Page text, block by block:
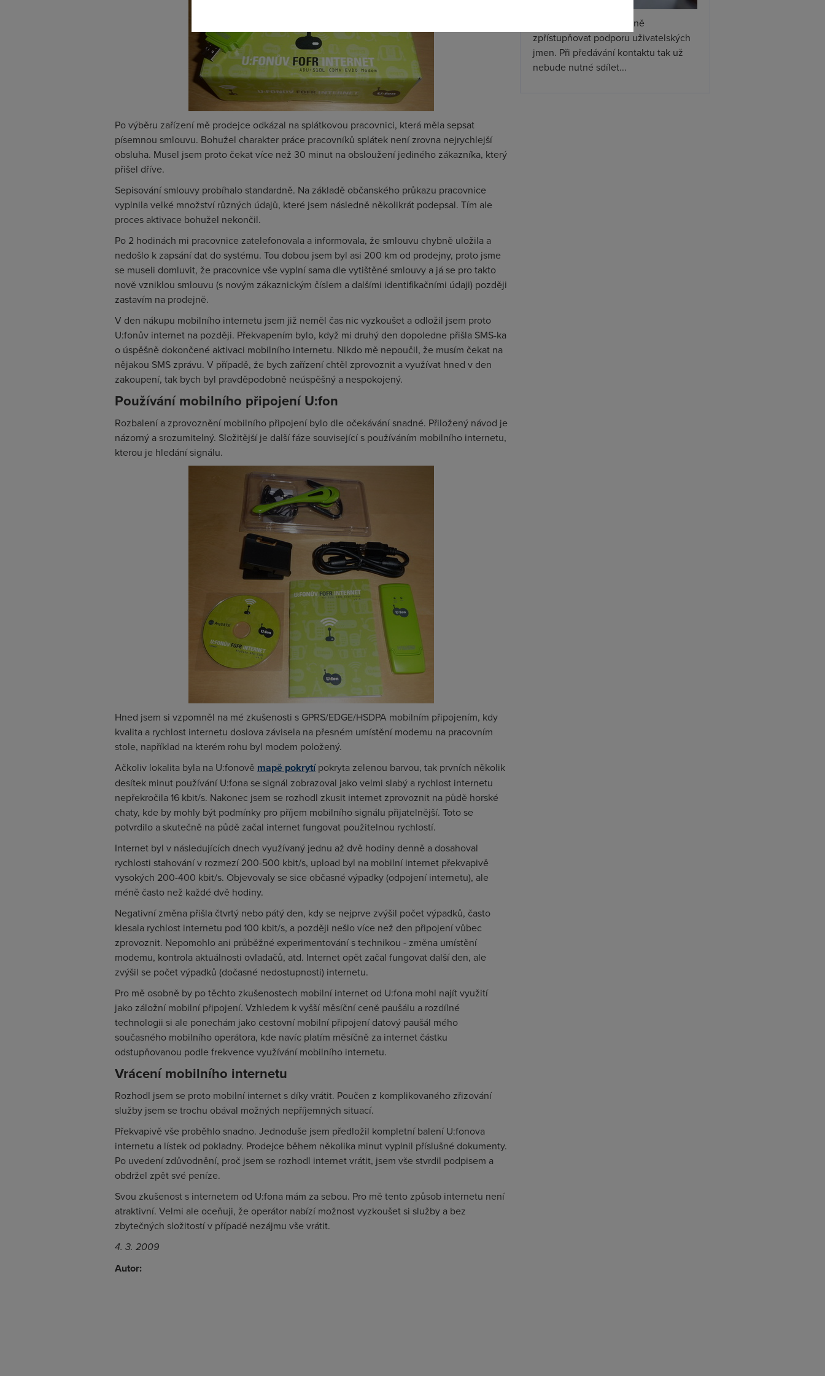
Po výběru zařízení mě prodejce odkázal na splátkovou pracovnici, která měla sepsat
písemnou smlouvu. Bohužel charakter práce pracovníků splátek není zrovna nejrychlejší
obsluha. Musel jsem proto čekat více než 30 minut na obsloužení jediného zákazníka, který
přišel dříve.
Sepisování smlouvy probíhalo standardně. Na základě občanského průkazu pracovnice
vyplnila velké množství různých údajů, které jsem následně několikrát podepsal. Tím ale
proces aktivace bohužel nekončil.
Po 2 hodinách mi pracovnice zatelefonovala a informovala, že smlouvu chybně uložila a
nedošlo k zapsání dat do systému. Tou dobou jsem byl asi 200 km od prodejny, proto jsme
se museli domluvit, že pracovnice vše vyplní sama dle vytištěné smlouvy a já se pro takto
nově vzniklou smlouvu (s novým zákaznickým číslem a dalšími identifikačními údaji) později
zastavím na prodejně.
V den nákupu mobilního internetu jsem již neměl čas nic vyzkoušet a odložil jsem proto
U:fonův internet na později. Překvapením bylo, když mi druhý den dopoledne přišla SMS-ka
o úspěšně dokončené aktivaci mobilního internetu. Nikdo mě nepoučil, že musím čekat na
nějakou SMS zprávu. V případě, že bych zařízení chtěl zprovoznit a využívat hned v den
zakoupení, tak bych byl pravděpodobně neúspěšný a nespokojený.
Používání mobilního připojení U:fon
Rozbalení a zprovoznění mobilního připojení bylo dle očekávání snadné. Přiložený návod je
názorný a srozumitelný. Složitější je další fáze související s používáním mobilního internetu,
kterou je hledání signálu.
Hned jsem si vzpomněl na mé zkušenosti s GPRS/EDGE/HSDPA mobilním připojením, kdy
kvalita a rychlost internetu doslova závisela na přesném umístění modemu na pracovním
stole, například na kterém rohu byl modem položený.
Ačkoliv lokalita byla na U:fonově mapě pokrytípokryta zelenou barvou, tak prvních několik
desítek minut používání U:fona se signál zobrazoval jako velmi slabý a rychlost internetu
nepřekročila 16 kbit/s. Nakonec jsem se rozhodl zkusit internet zprovoznit na půdě horské
chaty, kde by mohly být podmínky pro příjem mobilního signálu přijatelnější. Toto se
potvrdilo a skutečně na půdě začal internet fungovat použitelnou rychlostí.
Internet byl v následujících dnech využívaný jednu až dvě hodiny denně a dosahoval
rychlosti stahování v rozmezí 200-500 kbit/s, upload byl na mobilní internet překvapivě
vysokých 200-400 kbit/s. Objevovaly se sice občasné výpadky (odpojení internetu), ale
méně často než každé dvě hodiny.
Negativní změna přišla čtvrtý nebo pátý den, kdy se nejprve zvýšil počet výpadků, často
klesala rychlost internetu pod 100 kbit/s, a později nešlo více než den připojení vůbec
zprovoznit. Nepomohlo ani průběžné experimentování s technikou - změna umístění
modemu, kontrola aktuálnosti ovladačů, atd. Internet opět začal fungovat další den, ale
zvýšil se počet výpadků (dočasné nedostupnosti) internetu.
Pro mě osobně by po těchto zkušenostech mobilní internet od U:fona mohl najít využití
jako záložní mobilní připojení. Vzhledem k vyšší měsíční ceně paušálu a rozdílné
technologii si ale ponechám jako cestovní mobilní připojení datový paušál mého
současného mobilního operátora, kde navíc platím měsíčně za internet částku
odstupňovanou podle frekvence využívání mobilního internetu.
Vrácení mobilního internetu
Rozhodl jsem se proto mobilní internet s díky vrátit. Poučen z komplikovaného zřizování
služby jsem se trochu obával možných nepříjemných situací.
Překvapivě vše proběhlo snadno. Jednoduše jsem předložil kompletní balení U:fonova
internetu a lístek od pokladny. Prodejce během několika minut vyplnil příslušné dokumenty.
Po uvedení zdůvodnění, proč jsem se rozhodl internet vrátit, jsem vše stvrdil podpisem a
obdržel zpět své peníze.
Svou zkušenost s internetem od U:fona mám za sebou. Pro mě tento způsob internetu není
atraktivní. Velmi ale oceňuji, že operátor nabízí možnost vyzkoušet si služby a bez
zbytečných složitostí v případě nezájmu vše vrátit.
4. 3. 2009
Autor:
WhatsApp začal postupně
zpřístupňovat podporu uživatelských
jmen. Při předávání kontaktu tak už
nebude nutné sdílet...